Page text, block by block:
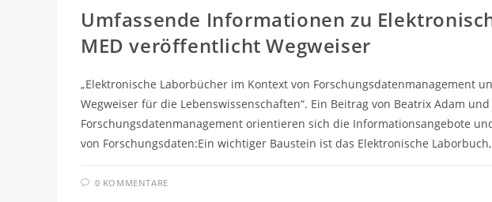
Umfassende Informationen zu
MED veröffentlicht Wegweiser
„Elektronische Laborbücher im Kontext von Forschungsdatenmanagement
Wegweiser für die Lebenswissenschaften“. Ein Beitrag von Beatrix Adam
Forschungsdatenmanagement orientieren sich die Informationsangebote
von Forschungsdaten:Ein wichtiger Baustein ist das Elektronische
0 KOMMENTARE